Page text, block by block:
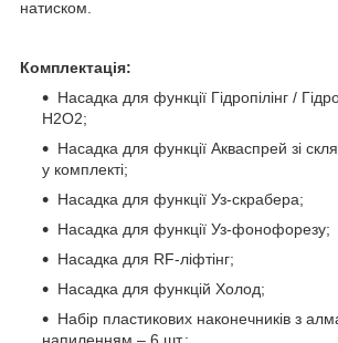
натиском.
Комплектація:
Насадка для функції Гідропілінг /
Н2О2;
Насадка для функції Акваспрей зі
у комплекті;
Насадка для функції Уз-скрабера;
Насадка для функції Уз-фонофорезу;
Насадка для RF-ліфтінг;
Насадка для функцій Холод;
Набір пластикових наконечників з
напиленням – 6 шт.;